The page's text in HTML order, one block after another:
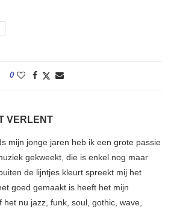
0
VERLENT
mijn jonge jaren heb ik een grote passie
gekweekt, die is enkel nog maar
de lijntjes kleurt spreekt mij het
goed gemaakt is heeft het mijn
het nu jazz, funk, soul, gothic, wave,